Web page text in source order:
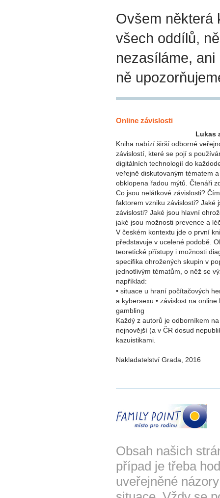
Ovšem některá
všech oddílů,
nezasíláme,
ně
Online závislosti
Lukas
Kniha nabízí širší odborné
závislostí, které se pojí s
digitálních technologií do
veřejně diskutovaným tématem
obklopena řadou mýtů. Čtenáři
Co jsou nelátkové závislosti?
faktorem vzniku závislosti? Jaké
závislosti? Jaké jsou hlavní
jaké jsou možnosti prevence a
V českém kontextu jde o první
představuje v ucelené podobě.
teoretické přístupy i možnosti
specifika ohrožených skupin v
jednotlivým tématům, o něž se
například:
• situace u hraní počítačových
a kybersexu • závislost na
gambling
Každý z autorů je odborníkem
nejnovější (a v ČR dosud
kazuistikami.
Nakladatelství Grada, 2016
Obsah našich
případ je třeba
uveřejněné